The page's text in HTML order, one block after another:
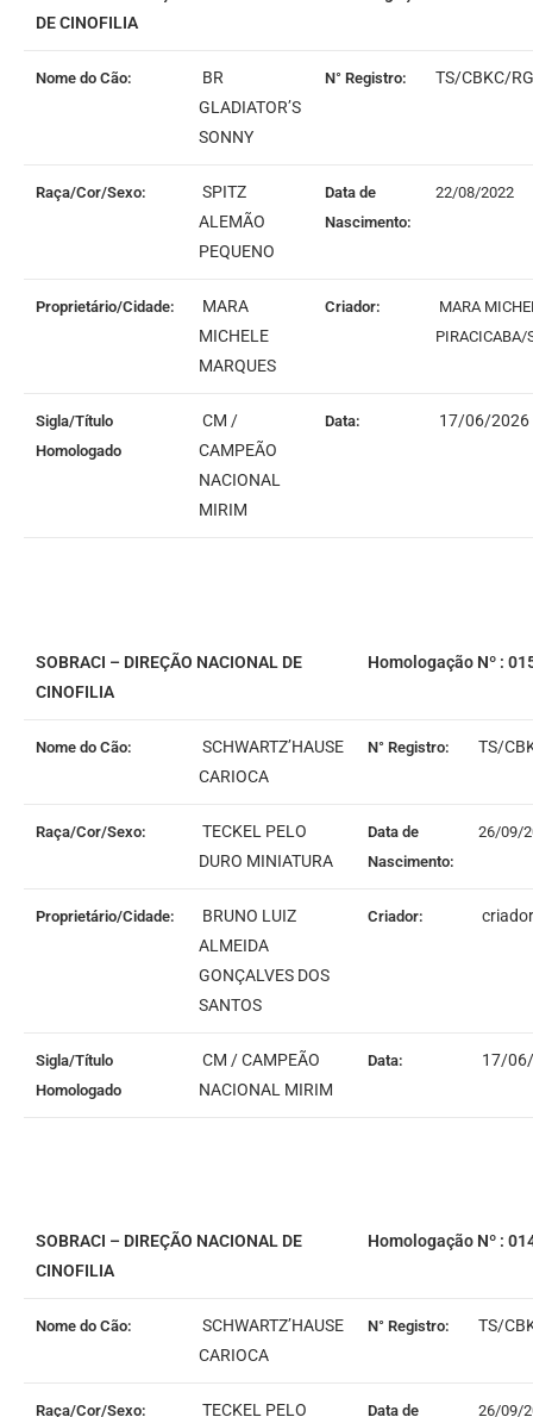
DE CINOFILIA
Nome do Cão:
BR
GLADIATOR’S
SONNY
N° Registro: TS/CBKC/
Raça/Cor/Sexo:
SPITZ
ALEMÃO
PEQUENO
Data de
Nascimento:
22/08/2022
Proprietário/Cidade:
MARA
MICHELE
MARQUES
Criador:
MARA
PIRACICABA/
Sigla/Título
Homologado
CM /
CAMPEÃO
NACIONAL
MIRIM
Data: 17/06/2026
SOBRACI – DIREÇÃO NACIONAL DE
CINOFILIA
Homologação Nº :
Nome do Cão:
SCHWARTZ’HAUSE
CARIOCA
N° Registro: TS/
Raça/Cor/Sexo:
TECKEL PELO
DURO MINIATURA
Data de
Nascimento:
26/09/
Proprietário/Cidade:
BRUNO LUIZ
ALMEIDA
GONÇALVES DOS
SANTOS
Criador:
Sigla/Título
Homologado
CM / CAMPEÃO
NACIONAL MIRIM
Data: 17/
SOBRACI – DIREÇÃO NACIONAL DE
CINOFILIA
Homologação Nº :
Nome do Cão:
SCHWARTZ’HAUSE
CARIOCA
N° Registro: TS/
Raça/Cor/Sexo:
TECKEL PELO
Data de
26/09/